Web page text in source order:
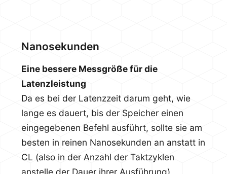
Nanosekunden
Eine bessere Messgröße für die
Latenzleistung
Da es bei der Latenzzeit darum geht, wie
lange es dauert, bis der Speicher einen
eingegebenen Befehl ausführt, sollte sie am
besten in reinen Nanosekunden an anstatt in
CL (also in der Anzahl der Taktzyklen
anstelle der Dauer ihrer Ausführung)